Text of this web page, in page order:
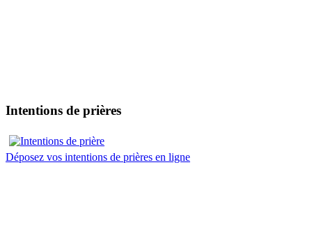
Intentions de prières
Déposez vos intentions de prières en ligne